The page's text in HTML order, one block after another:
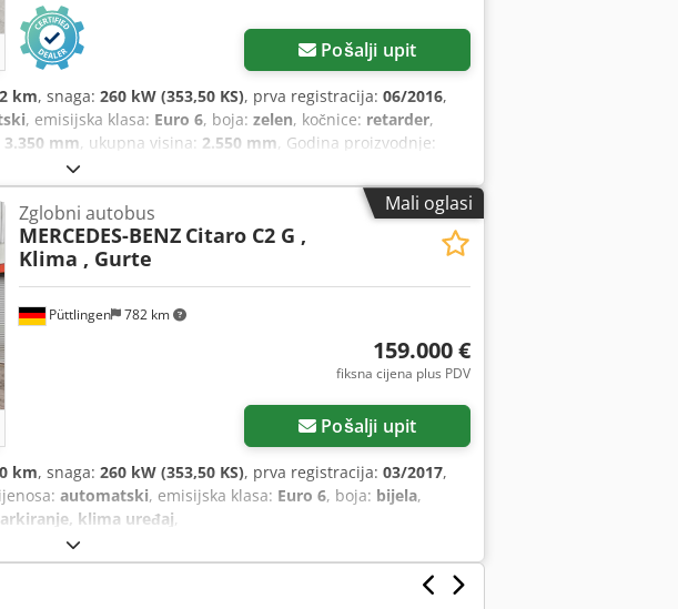
Pošalji upit
km, snaga: 260 kW (353,50 KS), prva registracija: 06/2016,
, emisijska klasa: Euro 6, boja: zelen, kočnice: retarder,
3.350 mm, ukupna visina: 2.550 mm, Godina proizvodnje:
proklizavanja, servo upravljač, tempomat
Mali oglasi
Püttlingen 782 km
Zglobni autobus
MERCEDES-BENZ Citaro C2 G ,
Klima , Gurte
159.000 €
fiksna cijena plus PDV
Pošalji upit
km, snaga: 260 kW (353,50 KS), prva registracija: 03/2017,
automatski, emisijska klasa: Euro 6, boja: bijela,
klima uređaj,